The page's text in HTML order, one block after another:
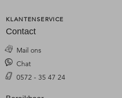
KLANTENSERVICE
Contact
Mail ons
Chat
0572 - 35 47 24